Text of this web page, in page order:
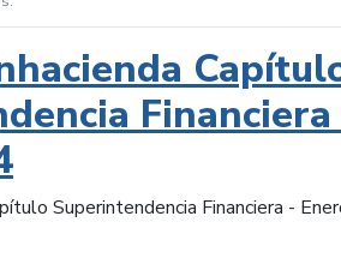
Superintendencia Financiera -